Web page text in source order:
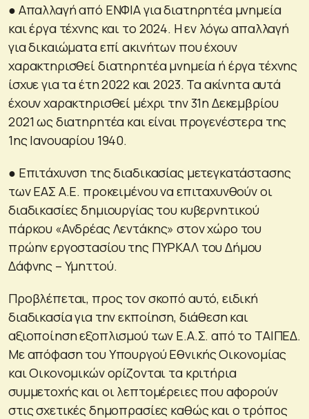
● Aπαλλαγή από ΕΝΦΙΑ για διατηρητέα μνημεία
και έργα τέχνης και το 2024. Η εν λόγω απαλλαγή
για δικαιώματα επί ακινήτων που έχουν
χαρακτηρισθεί διατηρητέα μνημεία ή έργα τέχνης
ίσχυε για τα έτη 2022 και 2023. Τα ακίνητα αυτά
έχουν χαρακτηρισθεί μέχρι την 31η Δεκεμβρίου
2021 ως διατηρητέα και είναι προγενέστερα της
1ης Ιανουαρίου 1940.
● Επιτάχυνση της διαδικασίας μετεγκατάστασης
των ΕΑΣ Α.Ε. προκειμένου να επιταχυνθούν οι
διαδικασίες δημιουργίας του κυβερνητικού
πάρκου «Ανδρέας Λεντάκης» στον χώρο του
πρώην εργοστασίου της ΠΥΡΚΑΛ του Δήμου
Δάφνης – Υμηττού.
Προβλέπεται, προς τον σκοπό αυτό, ειδική
διαδικασία για την εκποίηση, διάθεση και
αξιοποίηση εξοπλισμού των Ε.Α.Σ. από το ΤΑΙΠΕΔ.
Με απόφαση του Υπουργού Εθνικής Οικονομίας
και Οικονομικών ορίζονται τα κριτήρια
συμμετοχής και οι λεπτομέρειες που αφορούν
στις σχετικές δημοπρασίες καθώς και ο τρόπος